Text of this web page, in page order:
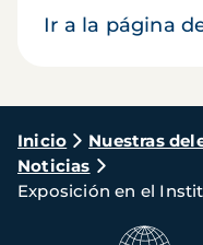
Ir a la página
Ruta
de
navegación
Inicio Nuestras
Noticias
Exposición en el